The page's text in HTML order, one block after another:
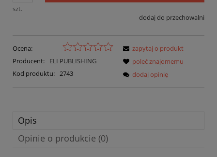
szt.
dodaj do przechowalni
Ocena:
Producent:
ELI PUBLISHING
Kod produktu: 2743
zapytaj o produkt
poleć znajomemu
dodaj opinię
Opis
Opinie o produkcie (0)